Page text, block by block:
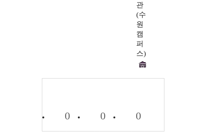
관
(수
원
캠
퍼
스)
0 0 0